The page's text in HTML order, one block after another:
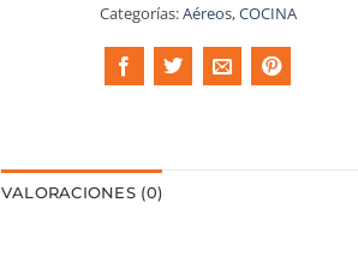
Categorías:Aéreos,COCINA
VALORACIONES (0)